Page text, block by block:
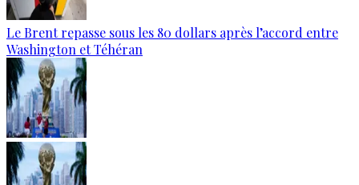
Le Brent repasse sous les 80 dollars après l’accord entre
Washington et Téhéran